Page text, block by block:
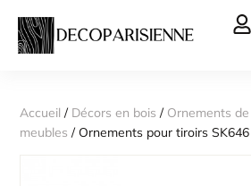
Accueil / Décors en bois / Ornements
meubles / Ornements pour tiroirs SK646